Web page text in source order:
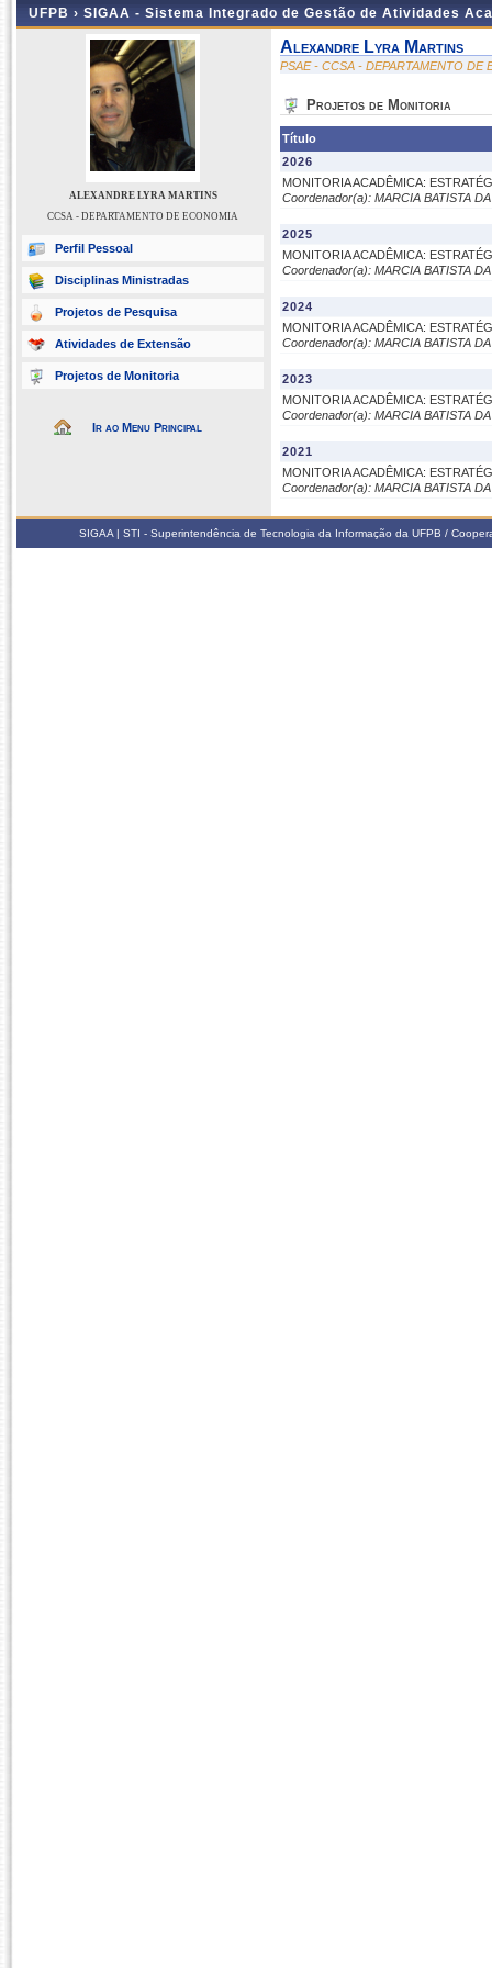
UFPB › SIGAA - Sistema Integrado de Gestão de Atividades
ALEXANDRE LYRA MARTINS
CCSA - DEPARTAMENTO DE ECONOMIA
Perfil Pessoal
Disciplinas Ministradas
Projetos de Pesquisa
Atividades de Extensão
Projetos de Monitoria
Ir ao Menu Principal
Alexandre Lyra Martins
PSAE - CCSA - DEPARTAMENTO DE
Projetos de Monitoria
Título
2026
MONITORIA ACADÊMICA:
Coordenador(a): MARCIA BATISTA
2025
MONITORIA ACADÊMICA:
Coordenador(a): MARCIA BATISTA
2024
MONITORIA ACADÊMICA:
Coordenador(a): MARCIA BATISTA
2023
MONITORIA ACADÊMICA:
Coordenador(a): MARCIA BATISTA
2021
MONITORIA ACADÊMICA:
Coordenador(a): MARCIA BATISTA
SIGAA | STI - Superintendência de Tecnologia da Informação da UFPB /